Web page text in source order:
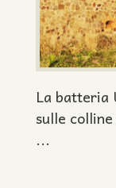
La batteria
sulle
...